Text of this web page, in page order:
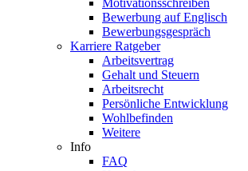
Motivationsschreiben
Bewerbung auf Englisch
Bewerbungsgespräch
Karriere Ratgeber
Arbeitsvertrag
Gehalt und Steuern
Arbeitsrecht
Persönliche Entwicklung
Wohlbefinden
Weitere
Info
FAQ